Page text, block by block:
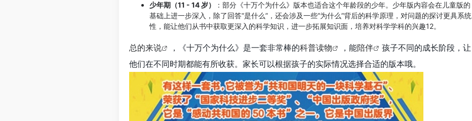
少年期（11 - 14 岁）
：部分《十万个为什么》版本也适合这个年龄段的少年。少年版内容会在儿童版的
基础上进一步深入，除了回答“是什么”，还会涉及一些“为什么”背后的科学原理，对问题的探讨更具系统
性，能让他们从书中获取更深入的科学知识，进一步拓展知识面，培养对科学学科的兴趣12。
总的来说 ，《十万个为什么》是一套非常棒的科普读物 ，能陪伴
孩子不同的成长阶段，让
他们在不同时期都能有所收获。家长可以根据孩子的实际情况选择合适的版本哦。